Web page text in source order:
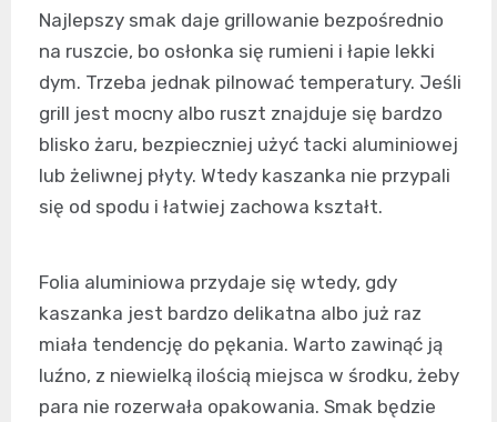
Najlepszy smak daje grillowanie bezpośrednio
na ruszcie, bo osłonka się rumieni i łapie lekki
dym. Trzeba jednak pilnować temperatury. Jeśli
grill jest mocny albo ruszt znajduje się bardzo
blisko żaru, bezpieczniej użyć tacki aluminiowej
lub żeliwnej płyty. Wtedy kaszanka nie przypali
się od spodu i łatwiej zachowa kształt.
Folia aluminiowa przydaje się wtedy, gdy
kaszanka jest bardzo delikatna albo już raz
miała tendencję do pękania. Warto zawinąć ją
luźno, z niewielką ilością miejsca w środku, żeby
para nie rozerwała opakowania. Smak będzie